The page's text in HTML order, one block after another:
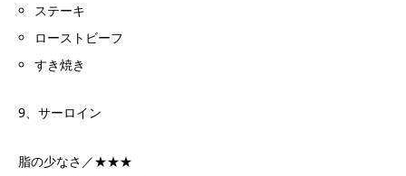
ステーキ
ローストビーフ
すき焼き
9、サーロイン
脂の少なさ／★★★